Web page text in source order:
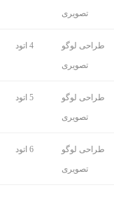
تصویری
طراحی لوگو
تصویری
4 اتود
طراحی لوگو
تصویری
5 اتود
طراحی لوگو
تصویری
6 اتود